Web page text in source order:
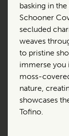
basking in
Schooner
secluded
weaves
to pristine
immerse you
moss-
nature,
showcases
Tofino.